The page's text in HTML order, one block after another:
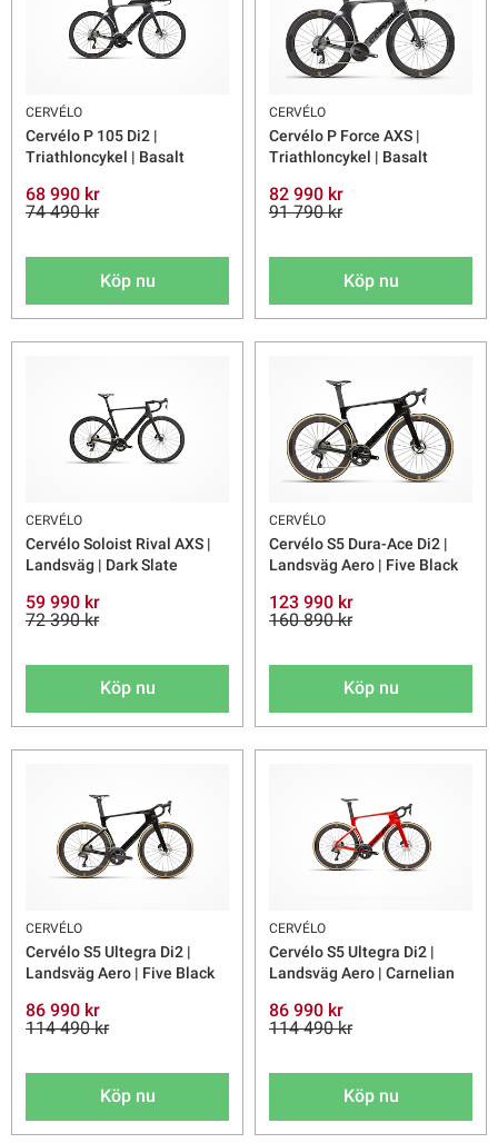
CERVÉLO
Cervélo P 105 Di2 |
Triathloncykel | Basalt
68 990 kr
74 490 kr
Köp nu
CERVÉLO
Cervélo P Force AXS |
Triathloncykel | Basalt
82 990 kr
91 790 kr
Köp nu
CERVÉLO
Cervélo Soloist Rival AXS |
Landsväg | Dark Slate
59 990 kr
72 390 kr
Köp nu
CERVÉLO
Cervélo S5 Dura-Ace Di2 |
Landsväg Aero | Five Black
123 990 kr
160 890 kr
Köp nu
CERVÉLO
Cervélo S5 Ultegra Di2 |
Landsväg Aero | Five Black
86 990 kr
114 490 kr
Köp nu
CERVÉLO
Cervélo S5 Ultegra Di2 |
Landsväg Aero | Carnelian
86 990 kr
114 490 kr
Köp nu